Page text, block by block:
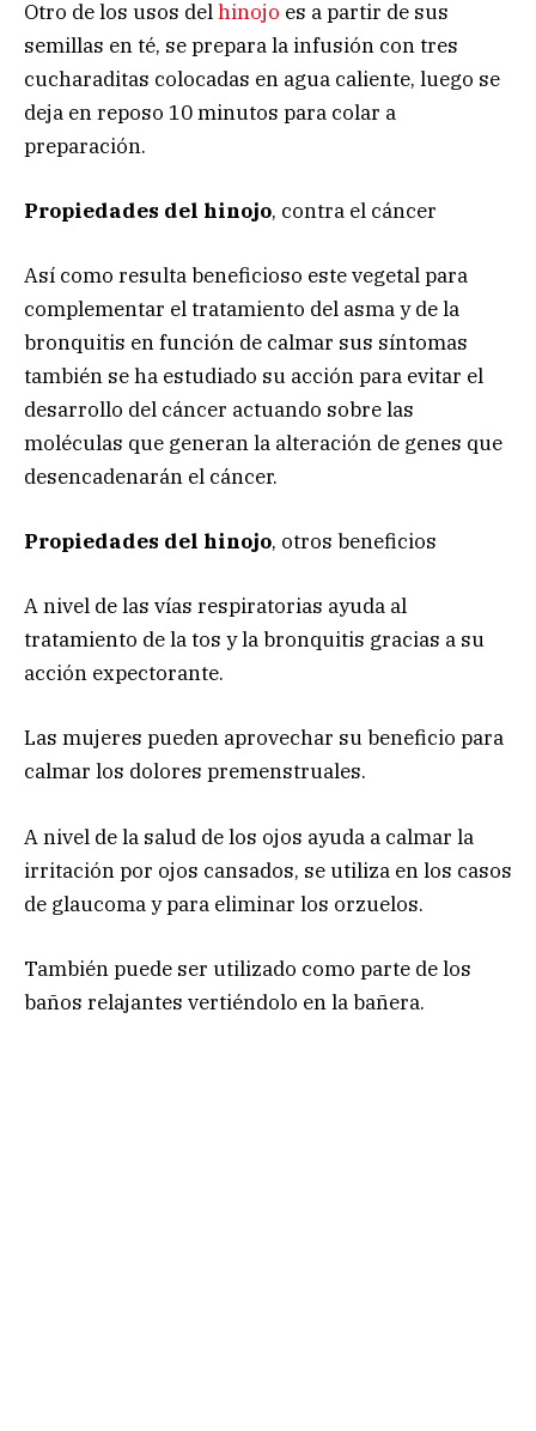
Otro de los usos delhinojo es a partir de sus
semillas en té, se prepara la infusión con tres
cucharaditas colocadas en agua caliente, luego se
deja en reposo 10 minutos para colar a
preparación.
Propiedades del hinojo, contra el cáncer
Así como resulta beneficioso este vegetal para
complementar el tratamiento del asma y de la
bronquitis en función de calmar sus síntomas
también se ha estudiado su acción para evitar el
desarrollo del cáncer actuando sobre las
moléculas que generan la alteración de genes que
desencadenarán el cáncer.
Propiedades del hinojo, otros beneficios
A nivel de las vías respiratorias ayuda al
tratamiento de la tos y la bronquitis gracias a su
acción expectorante.
Las mujeres pueden aprovechar su beneficio para
calmar los dolores premenstruales.
A nivel de la salud de los ojos ayuda a calmar la
irritación por ojos cansados, se utiliza en los casos
de glaucoma y para eliminar los orzuelos.
También puede ser utilizado como parte de los
baños relajantes vertiéndolo en la bañera.